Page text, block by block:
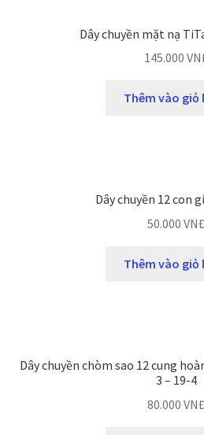
Dây chuyền mặt nạ
145.000
Thêm vào giỏ
Dây chuyền 12 con
50.000
Thêm vào giỏ
Dây chuyền chòm sao 12 cung
3 – 19-4
80.000